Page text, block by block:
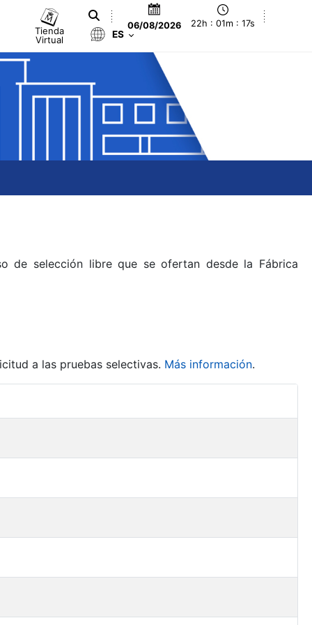
Tienda
Virtual
06/08/2026 22h : 01m : 17s
ES
de selección libre que se ofertan desde la Fábrica
a las pruebas selectivas. Más información.